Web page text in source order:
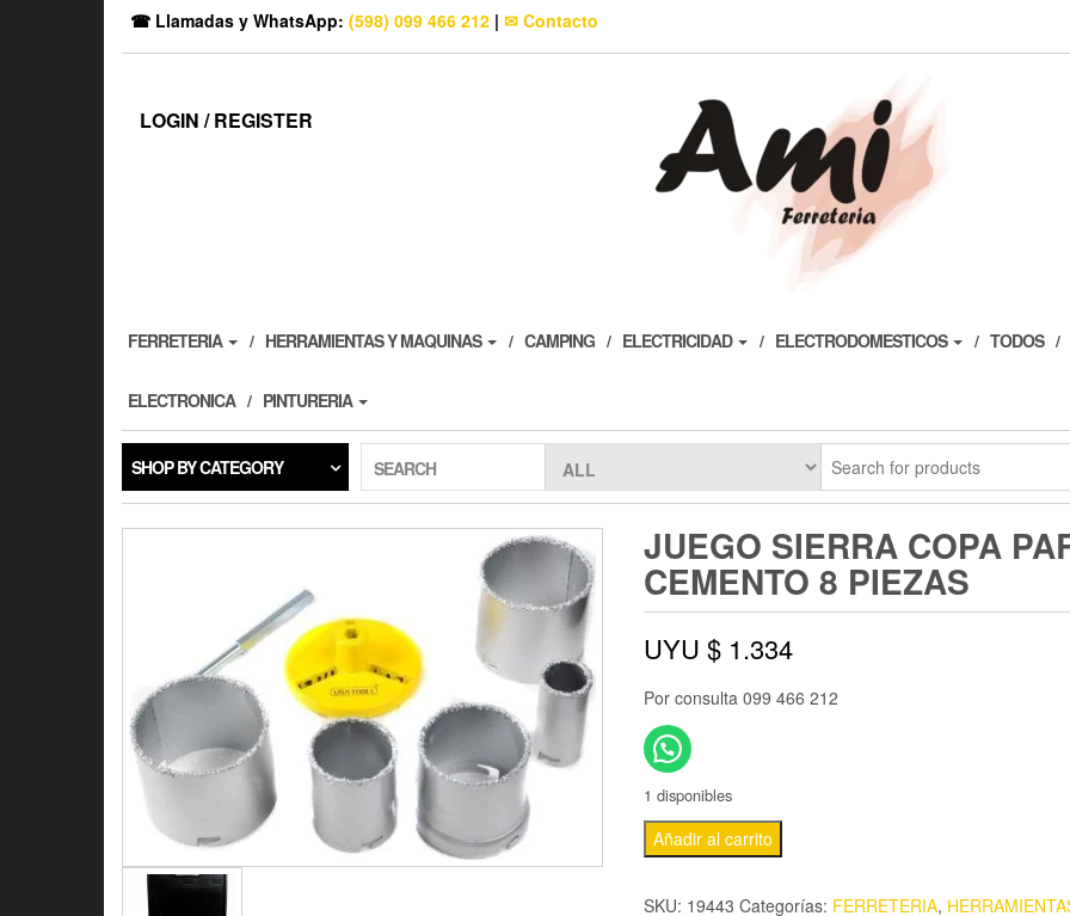
☎ Llamadas y WhatsApp: (598) 099 466 212 | ✉ Contacto
LOGIN / REGISTER
FERRETERIA HERRAMIENTAS Y MAQUINAS CAMPING ELECTRICIDAD ELECTRODOMESTICOS TODOS
ELECTRONICA PINTURERIA
SHOP BY CATEGORY SEARCH
JUEGO SIERRA COPA
CEMENTO 8 PIEZAS
UYU $ 1.334
Por consulta 099 466 212
1 disponibles
Añadir al carrito
SKU: 19443 Categorías: FERRETERIA,